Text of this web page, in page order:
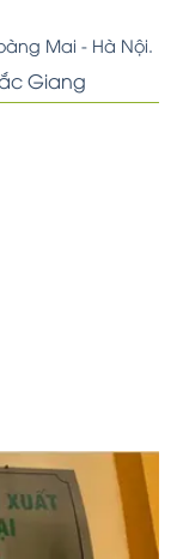
Mai - Hà Nội.
Giang